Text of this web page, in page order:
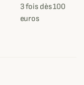
3 fois dès 100
euros